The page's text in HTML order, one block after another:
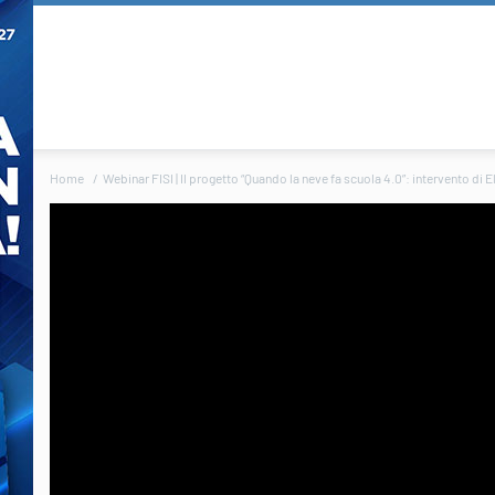
Home Webinar FISI | Il progetto “Quando la neve fa scuola 4.0”: intervento di